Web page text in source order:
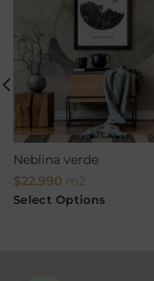
Neblina verde
$22.990 m2
Select Options